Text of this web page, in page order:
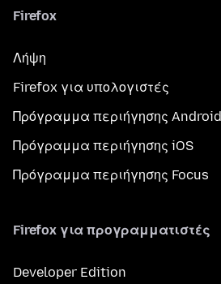
Firefox
Λήψη
Firefox για υπολογιστές
Πρόγραμμα περιήγησης Android
Πρόγραμμα περιήγησης iOS
Πρόγραμμα περιήγησης Focus
Firefox για προγραμματιστές
Developer Edition